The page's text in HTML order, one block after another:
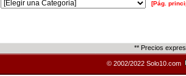
[Pág.
** Precios
© 2002/2022 Solo10.com